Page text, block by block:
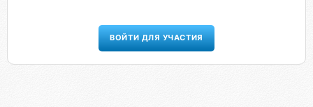
ВОЙТИ ДЛЯ УЧАСТИЯ